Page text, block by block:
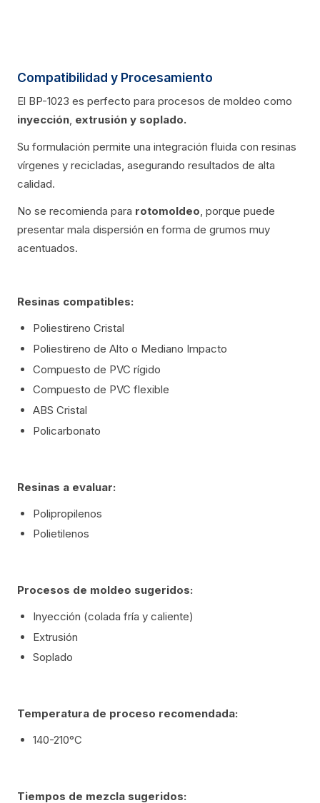
Compatibilidad y Procesamiento
El BP-1023 es perfecto para procesos de moldeo como
inyección, extrusión y soplado.
Su formulación permite una integración fluida con resinas
vírgenes y recicladas, asegurando resultados de alta
calidad.
No se recomienda para rotomoldeo , porque puede
presentar mala dispersión en forma de grumos muy
acentuados.
Resinas compatibles:
Poliestireno Cristal
Poliestireno de Alto o Mediano Impacto
Compuesto de PVC rígido
Compuesto de PVC flexible
ABS Cristal
Policarbonato
Resinas a evaluar:
Polipropilenos
Polietilenos
Procesos de moldeo sugeridos:
Inyección (colada fría y caliente)
Extrusión
Soplado
Temperatura de proceso recomendada:
140-210°C
Tiempos de mezcla sugeridos: